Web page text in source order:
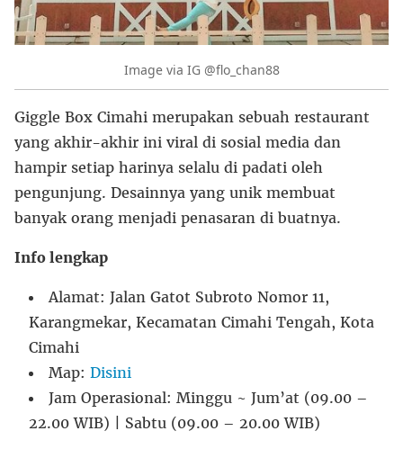
Image via IG @flo_chan88
Giggle Box Cimahi merupakan sebuah restaurant
yang akhir-akhir ini viral di sosial media dan
hampir setiap harinya selalu di padati oleh
pengunjung. Desainnya yang unik membuat
banyak orang menjadi penasaran di buatnya.
Info lengkap
Alamat: Jalan Gatot Subroto Nomor 11,
Karangmekar, Kecamatan Cimahi Tengah, Kota
Cimahi
Map: Disini
Jam Operasional: Minggu ~ Jum’at (09.00 –
22.00 WIB) | Sabtu (09.00 – 20.00 WIB)